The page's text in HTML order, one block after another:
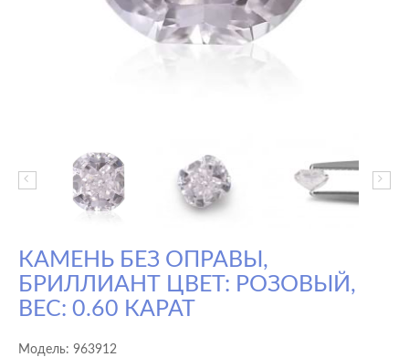
КАМЕНЬ БЕЗ ОПРАВЫ,
БРИЛЛИАНТ ЦВЕТ: РОЗОВЫЙ,
ВЕС: 0.60 КАРАТ
Модель: 963912